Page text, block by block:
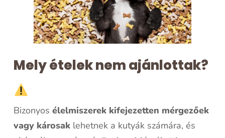
Mely ételek nem ajánlottak?
Bizonyos élelmiszerek kifejezetten mérgezőek
vagy károsak lehetnek a kutyák számára, és